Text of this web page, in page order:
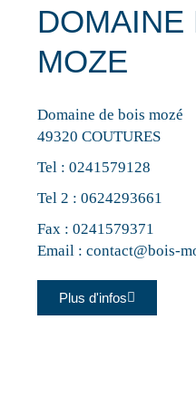
DOMAINE
MOZE
Domaine de bois mozé
49320 COUTURES
Tel :0241579128
Tel 2 :0624293661
Fax : 0241579371
Email :contact@bois-
Plus d'infos